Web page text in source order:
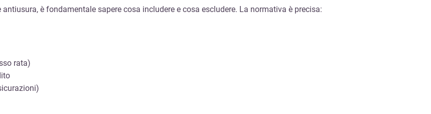
è fondamentale sapere cosa includere e cosa escludere. La normativa è precisa:
rata)